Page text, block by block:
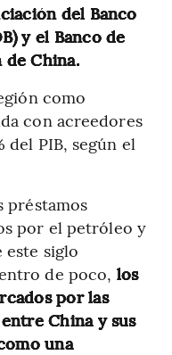
del Banco
y el Banco de
China.
como
con acreedores
del PIB, según el
préstamos
por el petróleo y
este siglo
de poco, los
por las
China y sus
una